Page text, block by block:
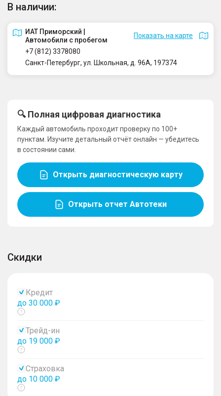
В наличии:
ИАТ Приморский |
Автомобили с пробегом
Показать на карте
+7 (812) 3378080
Санкт-Петербург, ул. Школьная, д. 96А, 197374
🔍 Полная цифровая диагностика
Каждый автомобиль проходит проверку по 100+
пунктам. Изучите детальный отчёт онлайн — убедитесь
в состоянии сами.
Открыть диагностическую карту
Открыть отчет Автотеки
Скидки
Кредит
до 30 000 ₽
Показать
Трейд-ин
до 19 000 ₽
Показать
Страховка
до 10 000 ₽
Показать